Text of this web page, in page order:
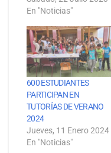
En "Noticias"
600 ESTUDIANTES
PARTICIPAN EN
TUTORÍAS DE VERANO
2024
Jueves, 11 Enero 2024
En "Noticias"